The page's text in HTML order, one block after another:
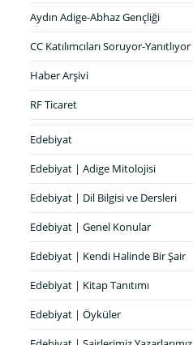
Aydın Adige-Abhaz Gençliği
CC Katılımcıları Soruyor-Yanıtlıyor
Haber Arşivi
RF Ticaret
Edebiyat
Edebiyat | Adige Mitolojisi
Edebiyat | Dil Bilgisi ve Dersleri
Edebiyat | Genel Konular
Edebiyat | Kendi Halinde Bir Şair
Edebiyat | Kitap Tanıtımı
Edebiyat | Öyküler